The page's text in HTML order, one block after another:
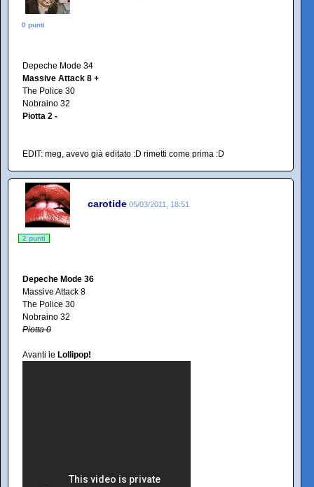
0 punti
Depeche Mode 34
Massive Attack 8 +
The Police 30
Nobraino 32
Piotta 2 -
EDIT: meg, avevo già editato :D rimetti come prima :D
carotide 05/03/2011, 18:51
2 punti
Depeche Mode 36
Massive Attack 8
The Police 30
Nobraino 32
Piotta 0
Avanti le Lollipop!